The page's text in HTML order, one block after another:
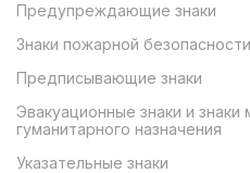
Предупреждающие знаки
Знаки пожарной безопасности
Предписывающие знаки
Эвакуационные знаки и знаки
гуманитарного назначения
Указательные знаки